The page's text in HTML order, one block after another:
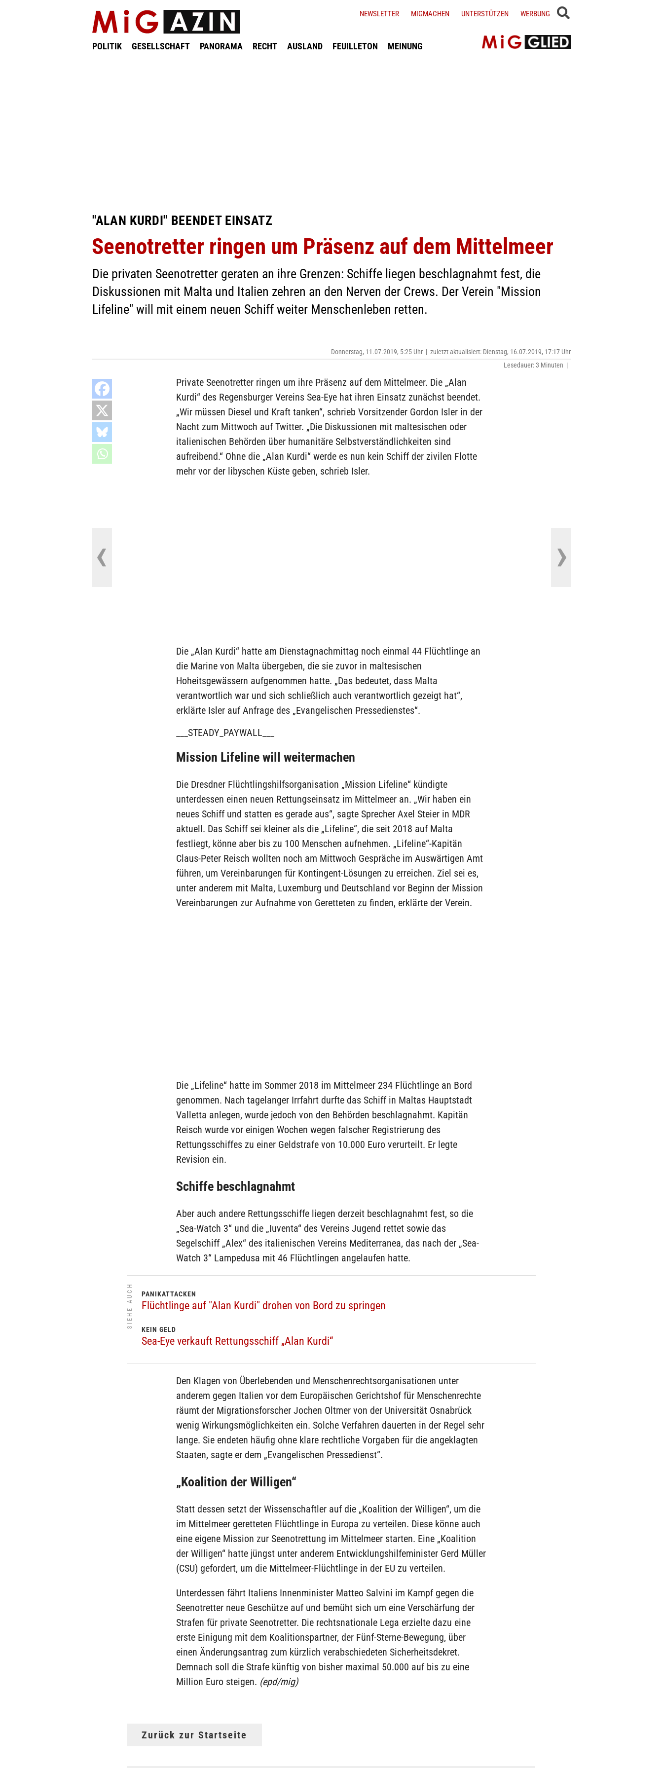
POLITIK GESELLSCHAFT PANORAMA RECHT AUSLAND FEUILLETON MEINUNG
NEWSLETTER MIGMACHEN UNTERSTÜTZEN WERBUNG
"ALAN KURDI" BEENDET EINSATZ
Seenotretter ringen um Präsenz auf dem Mittelmeer
Die privaten Seenotretter geraten an ihre Grenzen: Schiffe liegen beschlagnahmt fest, die
Diskussionen mit Malta und Italien zehren an den Nerven der Crews. Der Verein "Mission
Lifeline" will mit einem neuen Schiff weiter Menschenleben retten.
Donnerstag, 11.07.2019, 5:25 Uhr | zuletzt aktualisiert: Dienstag, 16.07.2019, 17:17 Uhr
Lesedauer: 3 Minuten |
Private Seenotretter ringen um ihre Präsenz auf dem Mittelmeer. Die „Alan
Kurdi“ des Regensburger Vereins Sea-Eye hat ihren Einsatz zunächst beendet.
„Wir müssen Diesel und Kraft tanken“, schrieb Vorsitzender Gordon Isler in der
Nacht zum Mittwoch auf Twitter. „Die Diskussionen mit maltesischen oder
italienischen Behörden über humanitäre Selbstverständlichkeiten sind
aufreibend.“ Ohne die „Alan Kurdi“ werde es nun kein Schiff der zivilen Flotte
mehr vor der libyschen Küste geben, schrieb Isler.
Die „Alan Kurdi“ hatte am Dienstagnachmittag noch einmal 44 Flüchtlinge an
die Marine von Malta übergeben, die sie zuvor in maltesischen
Hoheitsgewässern aufgenommen hatte. „Das bedeutet, dass Malta
verantwortlich war und sich schließlich auch verantwortlich gezeigt hat“,
erklärte Isler auf Anfrage des „Evangelischen Pressedienstes“.
___STEADY_PAYWALL___
Mission Lifeline will weitermachen
Die Dresdner Flüchtlingshilfsorganisation „Mission Lifeline“ kündigte
unterdessen einen neuen Rettungseinsatz im Mittelmeer an. „Wir haben ein
neues Schiff und statten es gerade aus“, sagte Sprecher Axel Steier in MDR
aktuell. Das Schiff sei kleiner als die „Lifeline“, die seit 2018 auf Malta
festliegt, könne aber bis zu 100 Menschen aufnehmen. „Lifeline“-Kapitän
Claus-Peter Reisch wollten noch am Mittwoch Gespräche im Auswärtigen Amt
führen, um Vereinbarungen für Kontingent-Lösungen zu erreichen. Ziel sei es,
unter anderem mit Malta, Luxemburg und Deutschland vor Beginn der Mission
Vereinbarungen zur Aufnahme von Geretteten zu finden, erklärte der Verein.
Die „Lifeline“ hatte im Sommer 2018 im Mittelmeer 234 Flüchtlinge an Bord
genommen. Nach tagelanger Irrfahrt durfte das Schiff in Maltas Hauptstadt
Valletta anlegen, wurde jedoch von den Behörden beschlagnahmt. Kapitän
Reisch wurde vor einigen Wochen wegen falscher Registrierung des
Rettungsschiffes zu einer Geldstrafe von 10.000 Euro verurteilt. Er legte
Revision ein.
Schiffe beschlagnahmt
Aber auch andere Rettungsschiffe liegen derzeit beschlagnahmt fest, so die
„Sea-Watch 3“ und die „Iuventa“ des Vereins Jugend rettet sowie das
Segelschiff „Alex“ des italienischen Vereins Mediterranea, das nach der „Sea-
Watch 3“ Lampedusa mit 46 Flüchtlingen angelaufen hatte.
SIEHE AUCH PANIKATTACKEN
Flüchtlinge auf "Alan Kurdi" drohen von Bord zu springen
KEIN GELD
Sea-Eye verkauft Rettungsschiff „Alan Kurdi“
Den Klagen von Überlebenden und Menschenrechtsorganisationen unter
anderem gegen Italien vor dem Europäischen Gerichtshof für Menschenrechte
räumt der Migrationsforscher Jochen Oltmer von der Universität Osnabrück
wenig Wirkungsmöglichkeiten ein. Solche Verfahren dauerten in der Regel sehr
lange. Sie endeten häufig ohne klare rechtliche Vorgaben für die angeklagten
Staaten, sagte er dem „Evangelischen Pressedienst“.
„Koalition der Willigen“
Statt dessen setzt der Wissenschaftler auf die „Koalition der Willigen“, um die
im Mittelmeer geretteten Flüchtlinge in Europa zu verteilen. Diese könne auch
eine eigene Mission zur Seenotrettung im Mittelmeer starten. Eine „Koalition
der Willigen“ hatte jüngst unter anderem Entwicklungshilfeminister Gerd Müller
(CSU) gefordert, um die Mittelmeer-Flüchtlinge in der EU zu verteilen.
Unterdessen fährt Italiens Innenminister Matteo Salvini im Kampf gegen die
Seenotretter neue Geschütze auf und bemüht sich um eine Verschärfung der
Strafen für private Seenotretter. Die rechtsnationale Lega erzielte dazu eine
erste Einigung mit dem Koalitionspartner, der Fünf-Sterne-Bewegung, über
einen Änderungsantrag zum kürzlich verabschiedeten Sicherheitsdekret.
Demnach soll die Strafe künftig von bisher maximal 50.000 auf bis zu eine
Million Euro steigen. (epd/mig)
Zurück zur Startseite